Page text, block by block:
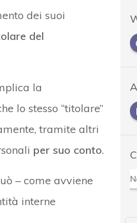
dei suoi
del
la
lo stesso “titolare”
tramite altri
per suo conto.
– come avviene
interne
B Best Practice